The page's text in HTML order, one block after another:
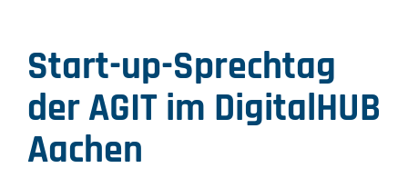
Start-up-Sprechtag
der AGIT im DigitalHUB
Aachen